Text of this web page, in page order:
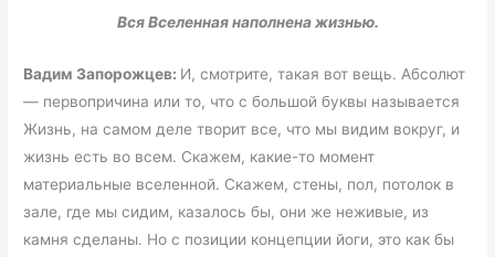
Вся Вселенная наполнена жизнью.
Вадим Запорожцев: И, смотрите, такая вот вещь. Абсолют
— первопричина или то, что с большой буквы называется
Жизнь, на самом деле творит все, что мы видим вокруг, и
жизнь есть во всем. Скажем, какие-то момент
материальные вселенной. Скажем, стены, пол, потолок в
зале, где мы сидим, казалось бы, они же неживые, из
камня сделаны. Но с позиции концепции йоги, это как бы